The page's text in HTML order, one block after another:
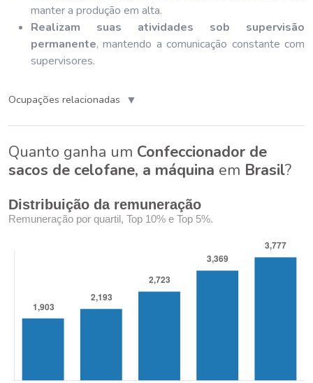
manter a produção em alta.
Realizam suas atividades sob supervisão
permanente, mantendo a comunicação constante com
supervisores.
Ocupações relacionadas ▼
Quanto ganha um Confeccionador de
sacos de celofane, a máquina em Brasil?
Distribuição da remuneração
Remuneração por quartil, Top 10% e Top 5%.